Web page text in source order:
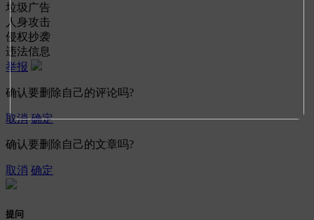
垃圾广告
人身攻击
侵权抄袭
违法信息
举报
确认要删除自己的评论吗?
取消 确定
确认要删除自己的文章吗?
取消 确定
提问